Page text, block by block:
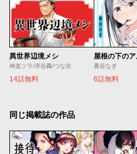
異世界辺境メシ
神楽ソラ/岸谷轟/つな吉
14話無料
屋根の下の
裏谷なぎ
6話無料
同じ掲載誌の作品